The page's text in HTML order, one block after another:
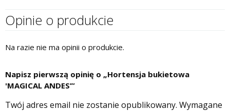
Opinie o produkcie
Na razie nie ma opinii o produkcie.
Napisz pierwszą opinię o „Hortensja bukietowa
'MAGICAL ANDES’”
Twój adres email nie zostanie opublikowany. Wymagane